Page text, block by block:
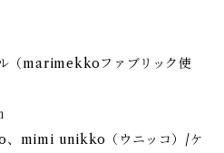
（marimekkoファブリック使
、mimi unikko（ウニッコ）/ケ